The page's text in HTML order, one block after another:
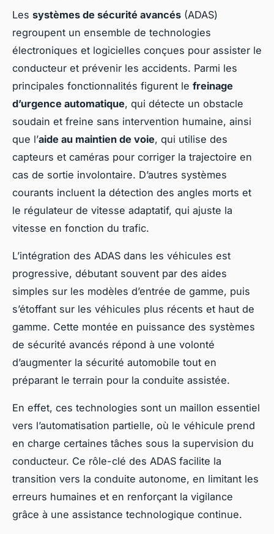
Les systèmes de sécurité avancés (ADAS)
regroupent un ensemble de technologies
électroniques et logicielles conçues pour assister le
conducteur et prévenir les accidents. Parmi les
principales fonctionnalités figurent le freinage
d’urgence automatique, qui détecte un obstacle
soudain et freine sans intervention humaine, ainsi
que l’aide au maintien de voie, qui utilise des
capteurs et caméras pour corriger la trajectoire en
cas de sortie involontaire. D’autres systèmes
courants incluent la détection des angles morts et
le régulateur de vitesse adaptatif, qui ajuste la
vitesse en fonction du trafic.
L’intégration des ADAS dans les véhicules est
progressive, débutant souvent par des aides
simples sur les modèles d’entrée de gamme, puis
s’étoffant sur les véhicules plus récents et haut de
gamme. Cette montée en puissance des systèmes
de sécurité avancés répond à une volonté
d’augmenter la sécurité automobile tout en
préparant le terrain pour la conduite assistée.
En effet, ces technologies sont un maillon essentiel
vers l’automatisation partielle, où le véhicule prend
en charge certaines tâches sous la supervision du
conducteur. Ce rôle-clé des ADAS facilite la
transition vers la conduite autonome, en limitant les
erreurs humaines et en renforçant la vigilance
grâce à une assistance technologique continue.